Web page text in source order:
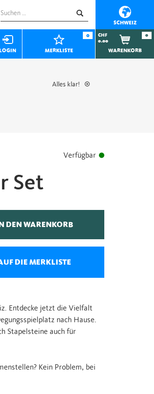
SCHWEIZ
Suchen
nach:
MERKLISTE
0
CHF
0.00
WARENKORB
0
Alles klar!
Verfügbar
Set
DEN WARENKORB
DIE MERKLISTE
Entdecke jetzt die Vielfalt
nach Hause.
Stapelsteine auch für
Kein Problem, bei